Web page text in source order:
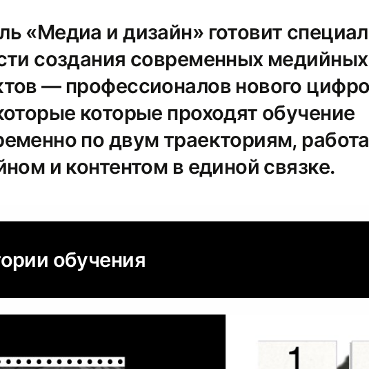
«Медиа и дизайн» готовит
создания современных медийных
— профессионалов нового
которые проходят обучение
по двум траекториям,
и контентом в единой связке.
обучения